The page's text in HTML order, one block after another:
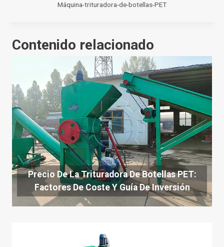
Máquina-trituradora-de-botellas-PET
Contenido relacionado
Precio De La Trituradora De Botellas PET:
Factores De Coste Y Guía De Inversión